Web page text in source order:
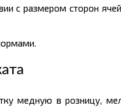
с размером сторон
медную в розницу,